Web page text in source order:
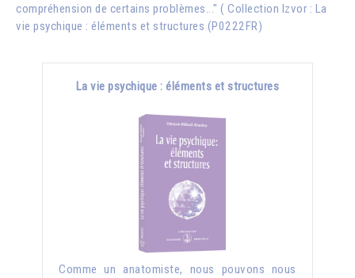
compréhension de certains problèmes..." ( Collection Izvor : La
vie psychique : éléments et structures (P0222FR)
La vie psychique : éléments et structures
Comme un anatomiste, nous pouvons nous